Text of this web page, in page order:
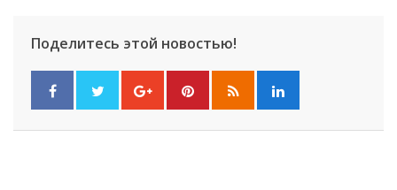
Поделитесь этой новостью!